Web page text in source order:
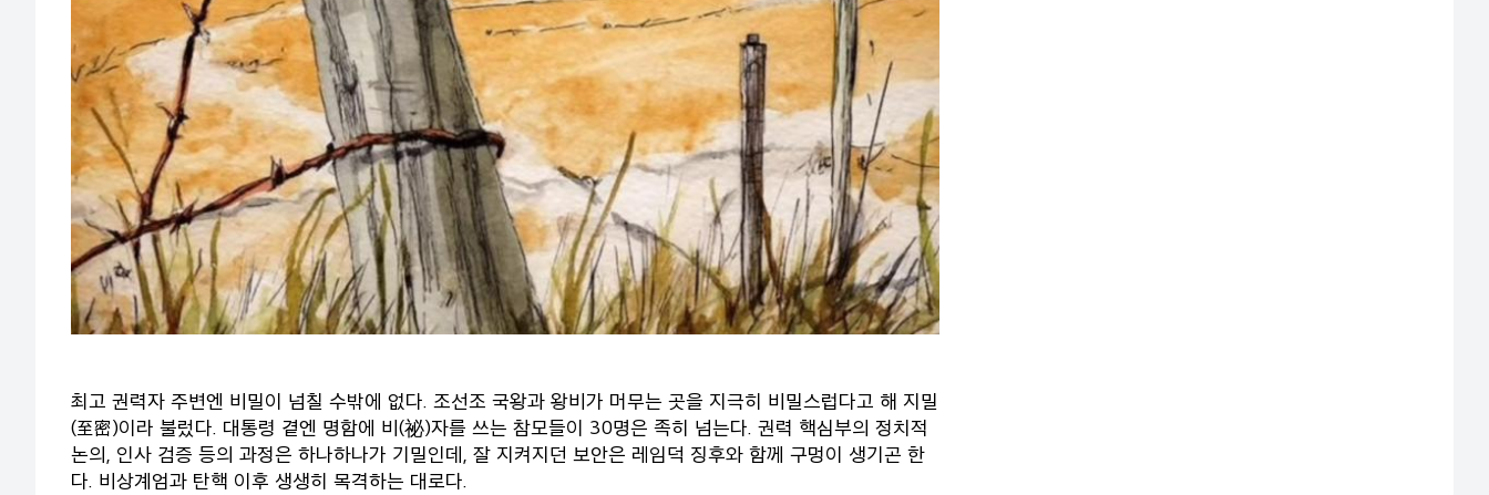
최고 권력자 주변엔 비밀이 넘칠 수밖에 없다. 조선조 국왕과 왕비가 머무는 곳을 지극히 비밀스럽다고 해 지밀
(至密)이라 불렀다. 대통령 곁엔 명함에 비(祕)자를 쓰는 참모들이 30명은 족히 넘는다. 권력 핵심부의 정치적
논의, 인사 검증 등의 과정은 하나하나가 기밀인데, 잘 지켜지던 보안은 레임덕 징후와 함께 구멍이 생기곤 한
다. 비상계엄과 탄핵 이후 생생히 목격하는 대로다.